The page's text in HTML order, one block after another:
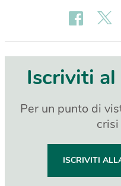
Iscriviti
Per un punto di
ISCRIVITI